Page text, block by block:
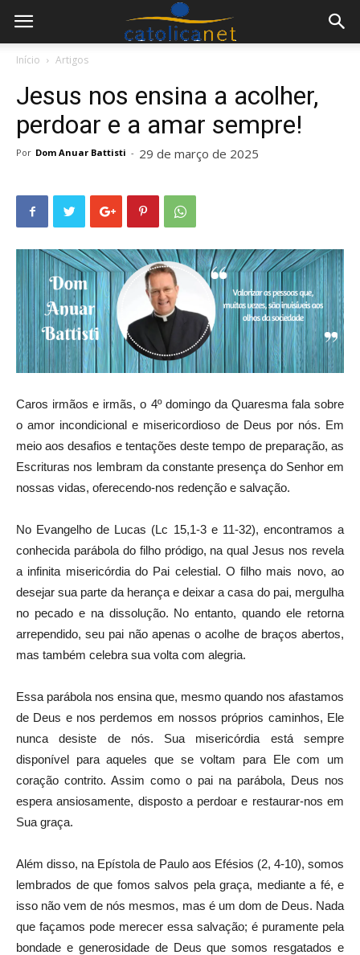
Início Artigos
Jesus nos ensina a acolher,
perdoar e a amar sempre!
Por Dom Anuar Battisti - 29 de março de 2025
Caros irmãos e irmãs, o 4º domingo da Quaresma fala sobre
o amor incondicional e misericordioso de Deus por nós. Em
meio aos desafios e tentações deste tempo de preparação, as
Escrituras nos lembram da constante presença do Senhor em
nossas vidas, oferecendo-nos redenção e salvação.
No Evangelho de Lucas (Lc 15,1-3 e 11-32), encontramos a
conhecida parábola do filho pródigo, na qual Jesus nos revela
a infinita misericórdia do Pai celestial. O filho mais novo, ao
desejar sua parte da herança e deixar a casa do pai, mergulha
no pecado e na dissolução. No entanto, quando ele retorna
arrependido, seu pai não apenas o acolhe de braços abertos,
mas também celebra sua volta com alegria.
Essa parábola nos ensina que, mesmo quando nos afastamos
de Deus e nos perdemos em nossos próprios caminhos, Ele
nunca desiste de nós. Sua misericórdia está sempre
disponível para aqueles que se voltam para Ele com um
coração contrito. Assim como o pai na parábola, Deus nos
espera ansiosamente, disposto a perdoar e restaurar-nos em
Sua graça.
Além disso, na Epístola de Paulo aos Efésios (2, 4-10), somos
lembrados de que fomos salvos pela graça, mediante a fé, e
isso não vem de nós mesmos, mas é um dom de Deus. Nada
que façamos pode merecer essa salvação; é puramente pela
bondade e generosidade de Deus que somos resgatados e